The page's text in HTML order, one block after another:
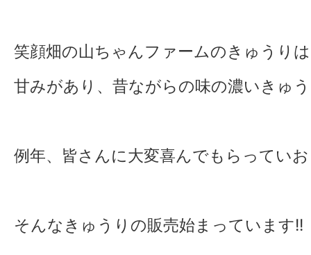
笑顔畑の山ちゃんファームのきゅうり
甘みがあり、昔ながらの味の濃いきゅ
例年、皆さんに大変喜んでもらってい
そんなきゅうりの販売始まっています!!